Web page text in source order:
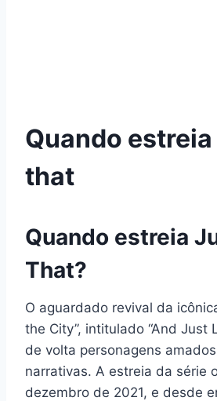
Quando
that
Quando estreia
That?
O aguardado revival da
the City”, intitulado “And Just
de volta personagens
narrativas. A estreia da série
dezembro de 2021, e desde